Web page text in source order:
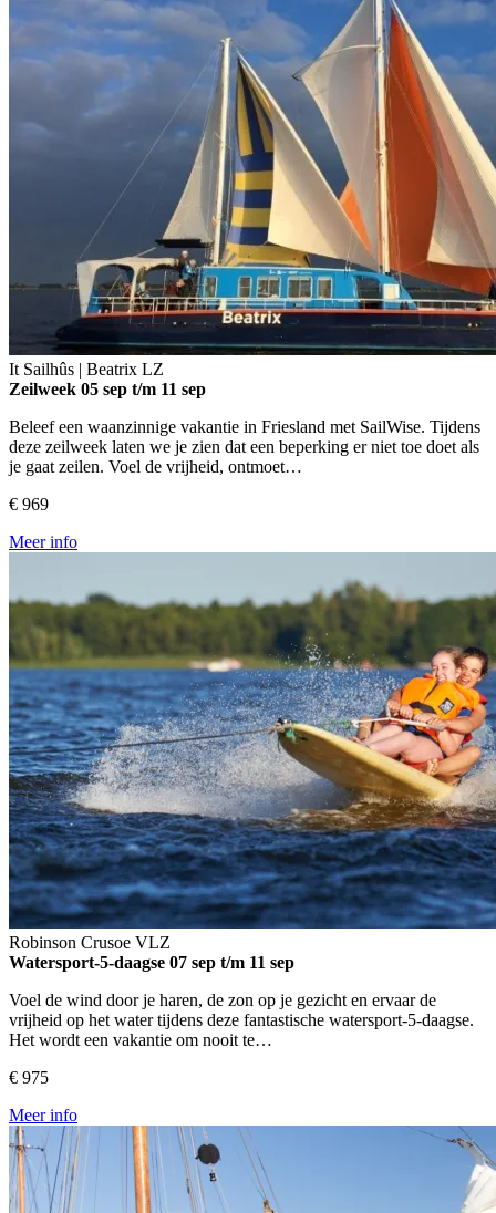
It Sailhûs | Beatrix LZ
Zeilweek 05 sep t/m 11 sep
Beleef een waanzinnige vakantie in Friesland met SailWise. Tijdens
deze zeilweek laten we je zien dat een beperking er niet toe doet als
je gaat zeilen. Voel de vrijheid, ontmoet…
€ 969
Meer info
Robinson Crusoe VLZ
Watersport-5-daagse 07 sep t/m 11 sep
Voel de wind door je haren, de zon op je gezicht en ervaar de
vrijheid op het water tijdens deze fantastische watersport-5-daagse.
Het wordt een vakantie om nooit te…
€ 975
Meer info